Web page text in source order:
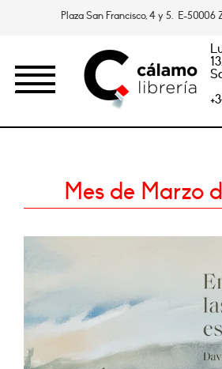
Plaza San Francisco, 4 y 5. E-50006
Mes de Marzo